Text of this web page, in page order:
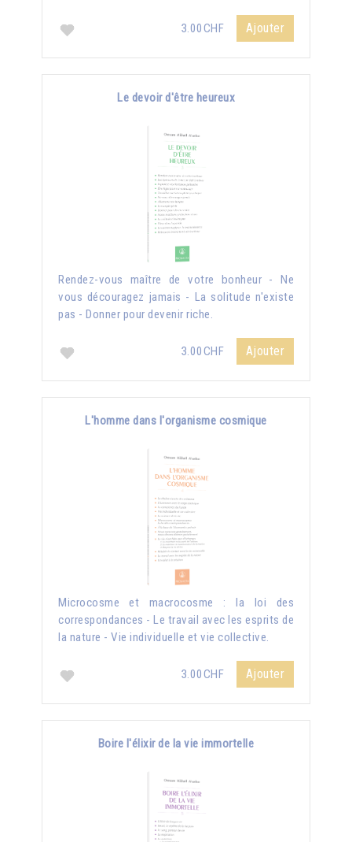
3.00CHF Ajouter
Le devoir d'être heureux
Rendez-vous maître de votre bonheur - Ne
vous découragez jamais - La solitude n'existe
pas - Donner pour devenir riche.
3.00CHF Ajouter
L'homme dans l'organisme cosmique
Microcosme et macrocosme : la loi des
correspondances - Le travail avec les esprits de
la nature - Vie individuelle et vie collective.
3.00CHF Ajouter
Boire l'élixir de la vie immortelle